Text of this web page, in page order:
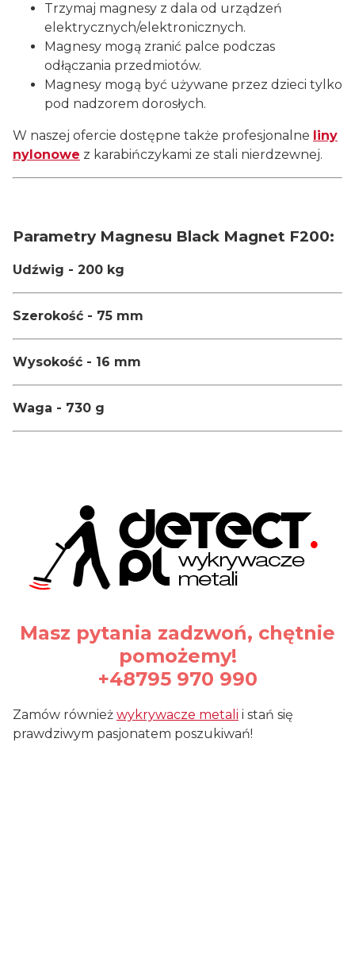
Trzymaj magnesy z dala od urządzeń
elektrycznych/elektronicznych.
Magnesy mogą zranić palce podczas
odłączania przedmiotów.
Magnesy mogą być używane przez dzieci tylko
pod nadzorem dorosłych.
W naszej ofercie dostępne także profesjonalne liny
nylonowe z karabińczykami ze stali nierdzewnej.
Parametry Magnesu Black Magnet F200:
Udźwig - 200 kg
Szerokość - 75 mm
Wysokość - 16 mm
Waga - 730 g
Masz pytania zadzwoń, chętnie
pomożemy!
+48795 970 990
Zamów również wykrywacze metali i stań się
prawdziwym pasjonatem poszukiwań!